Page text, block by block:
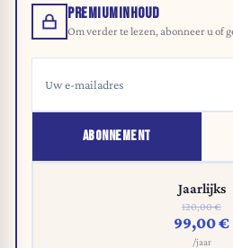
PREMIUMINHOUD
Om verder te lezen, abonneer u of
ABONNEMENT
Jaarlijks
120,00 €
99,00 €
/jaar